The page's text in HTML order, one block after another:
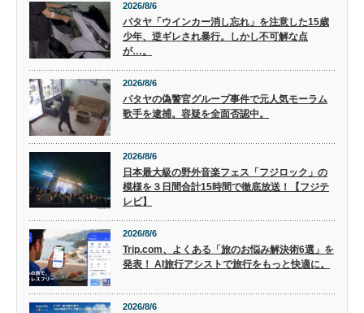
2026/8/6
パタヤ「ウインカー消し忘れ」を注意した15歳
少年、逆ギレされ暴行。しかし不可解な点
が…。
2026/8/6
パタヤの偽警官グループ事件で元人気モーラム
歌手を逮捕。容疑を全面否認中。
2026/8/6
日本最大級の野外音楽フェス「フジロック」の
模様を３日間合計15時間で徹底放送！【フジテ
レビ】
2026/8/6
Trip.com、よくある「旅のお悩み解決術6選」を
発表！ AI旅行アシストで旅行をもっと快適に。
2026/8/6